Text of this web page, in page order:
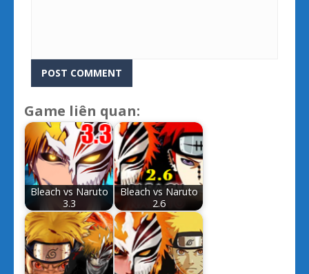
Game liên quan:
Bleach vs Naruto
3.3
Bleach vs Naruto
2.6